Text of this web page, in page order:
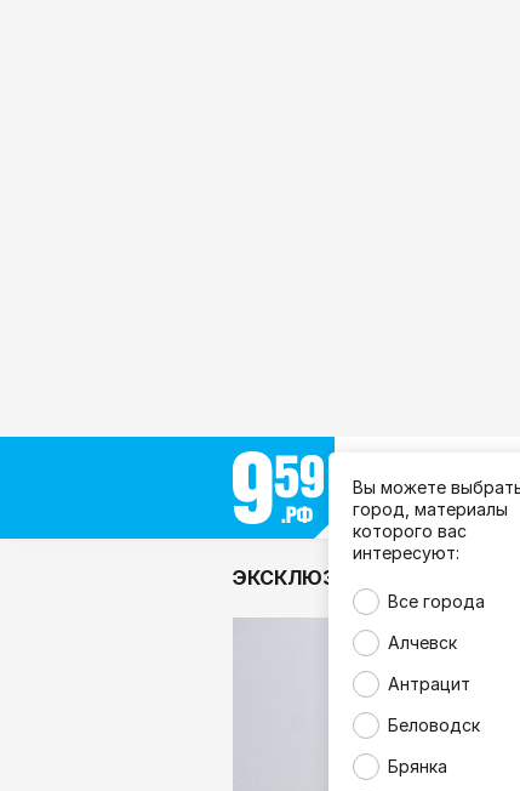
Все города
Вы можете
город, материалы
которого вас
интересуют:
Все города
Алчевск
Антрацит
Беловодск
Брянка
ЭКСКЛЮЗИВ